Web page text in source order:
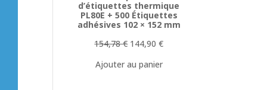
d’étiquettes thermique
PL80E + 500 Étiquettes
adhésives 102 × 152 mm
154,78€ Le
initial
144,90€Le
Ajouter au panier